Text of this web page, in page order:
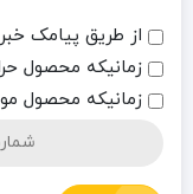
از طریق پیامک
زمانیکه محصول
زمانیکه محصول